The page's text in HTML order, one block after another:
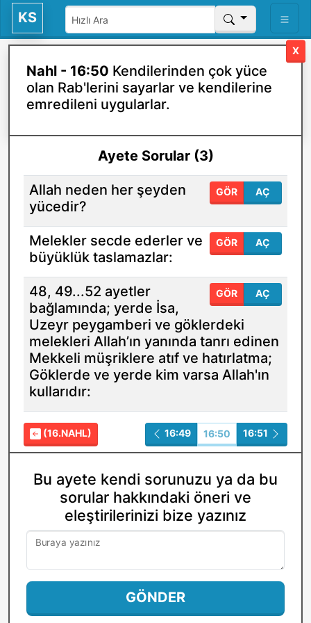
KS
Nahl - 16:50 Kendilerinden çok yüce
olan Rab'lerini sayarlar ve kendilerine
emredileni uygularlar.
X
Ayete Sorular (3)
GÖR AÇ
Allah neden her şeyden
yücedir?
GÖR AÇ
Melekler secde ederler ve
büyüklük taslamazlar:
GÖR AÇ
48, 49...52 ayetler
bağlamında; yerde İsa,
Uzeyr peygamberi ve göklerdeki
melekleri Allah’ın yanında tanrı edinen
Mekkeli müşriklere atıf ve hatırlatma;
Göklerde ve yerde kim varsa Allah'ın
kullarıdır:
(16.NAHL) 16:49 16:50 16:51
Bu ayete kendi sorunuzu ya da bu
sorular hakkındaki öneri ve
eleştirilerinizi bize yazınız
Buraya yazınız
GÖNDER